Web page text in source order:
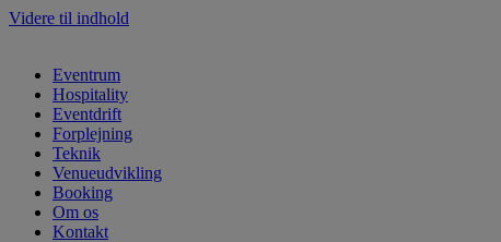
Videre til indhold
Eventrum
Hospitality
Eventdrift
Forplejning
Teknik
Venueudvikling
Booking
Om os
Kontakt